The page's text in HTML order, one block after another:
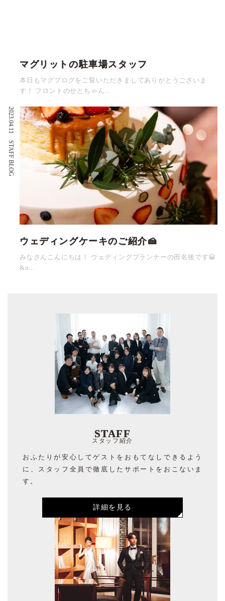
マグリットの駐車場スタッフ
本日もマグブログをご覧いただきましてありがとうございま
す！ フロントのせとちゃん...
2023.04.11
STAFF BLOG
ウェディングケーキのご紹介🍰
みなさんこんにちは！ ウェディングプランナーの田名後です😀
&n...
STAFF
スタッフ紹介
おふたりが安心してゲストをおもてなしできるよう
に、スタッフ全員で徹底したサポートをおこないま
す。
詳細を見る